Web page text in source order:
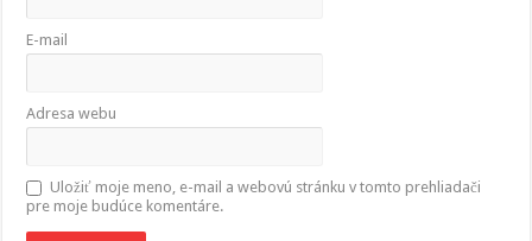
E-mail
Adresa webu
Uložiť moje meno, e-mail a webovú stránku v tomto prehliadači
pre moje budúce komentáre.